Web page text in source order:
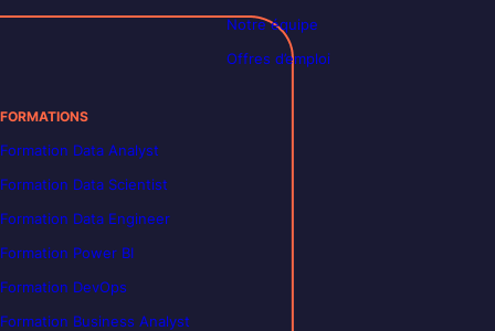
Notre équipe
Offres d’emploi
FORMATIONS
Formation Data Analyst
Formation Data Scientist
Formation Data Engineer
Formation Power BI
Formation DevOps
Formation Business Analyst